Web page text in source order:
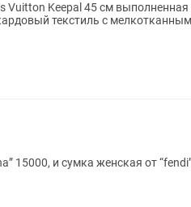
Keepal 45 см выполненная
текстиль с
15000, и сумка женская от